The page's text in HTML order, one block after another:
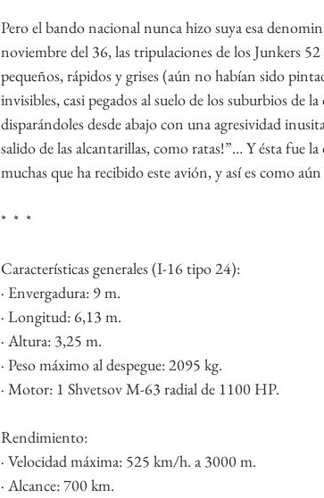
Pero el bando nacional nunca hizo suya esa
noviembre del 36, las tripulaciones de los Junkers
pequeños, rápidos y grises (aún no habían sido
invisibles, casi pegados al suelo de los suburbios de
disparándoles desde abajo con una agresividad
salido de las alcantarillas, como ratas!”… Y ésta fue
muchas que ha recibido este avión, y así es como
*  *  *
Características generales (I-16 tipo 24):
· Envergadura: 9 m.
· Longitud: 6,13 m.
· Altura: 3,25 m.
· Peso máximo al despegue: 2095 kg.
· Motor: 1 Shvetsov M-63 radial de 1100 HP.
Rendimiento:
· Velocidad máxima: 525 km/h. a 3000 m.
· Alcance: 700 km.